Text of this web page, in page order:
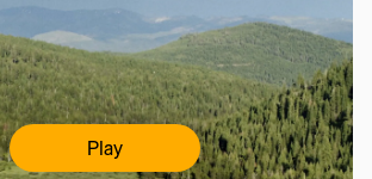
Play